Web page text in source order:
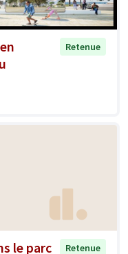
Retenue
le parc Retenue